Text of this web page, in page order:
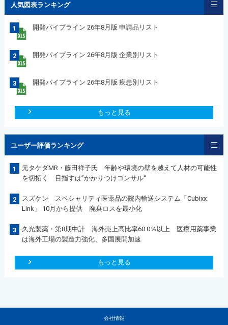
人気図表ランキング
1 開発パイプライン 26年8月版 申請品リスト
2 開発パイプライン 26年8月版 企業別リスト
3 開発パイプライン 26年8月版 疾患別リスト
もっと見る
ユーザー評価ランキング
1
元タケダMR・藤田祥子氏 年齢や環境の壁を越えて人材の可能性
を切拓く 目指すは”かかりつけコンサル“
2
スズケン スペシャリティ医薬品の院内輸送システム「Cubixx
Link」 10月から提供 廃棄ロスを最小化
3
久光製薬・第8期中計 海外売上高比率60.0％以上 医療用薬事業
は海外工場の製造力強化、多国展開加速
もっと見る
会社情報